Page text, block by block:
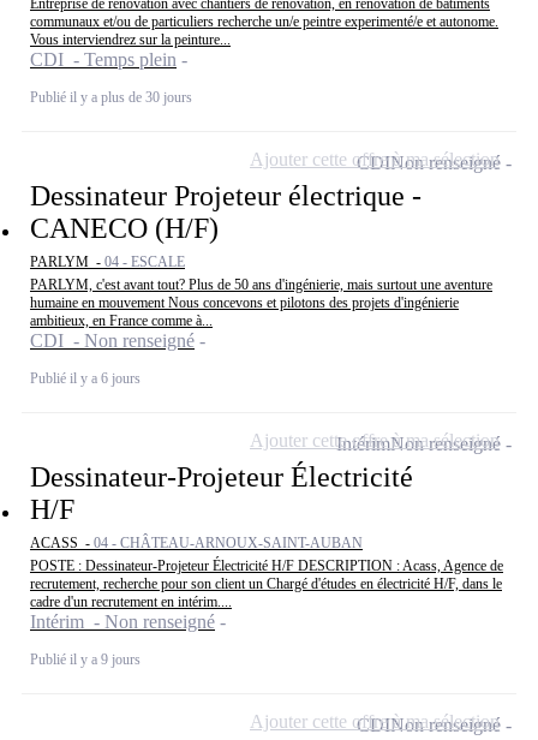
Entreprise de rénovation avec chantiers de rénovation, en rénovation de bâtiments
communaux et/ou de particuliers recherche un/e peintre experimenté/e et autonome.
Vous interviendrez sur la peinture...
CDI - Temps plein
Publié il y a plus de 30 jours
Dessinateur Projeteur électrique -
CANECO (H/F)
PARLYM - 04 - ESCALE
PARLYM, c'est avant tout? Plus de 50 ans d'ingénierie, mais surtout une aventure
humaine en mouvement Nous concevons et pilotons des projets d'ingénierie
ambitieux, en France comme à...
CDI - Non renseigné
Publié il y a 6 jours
CDINon renseigné
Ajouter cette offre à ma sélection
Dessinateur-Projeteur Électricité
H/F
ACASS - 04 - CHÂTEAU-ARNOUX-SAINT-AUBAN
POSTE : Dessinateur-Projeteur Électricité H/F DESCRIPTION : Acass, Agence de
recrutement, recherche pour son client un Chargé d'études en électricité H/F, dans le
cadre d'un recrutement en intérim....
Intérim - Non renseigné
Publié il y a 9 jours
IntérimNon renseigné
Ajouter cette offre à ma sélection
CDINon renseigné
Ajouter cette offre à ma sélection